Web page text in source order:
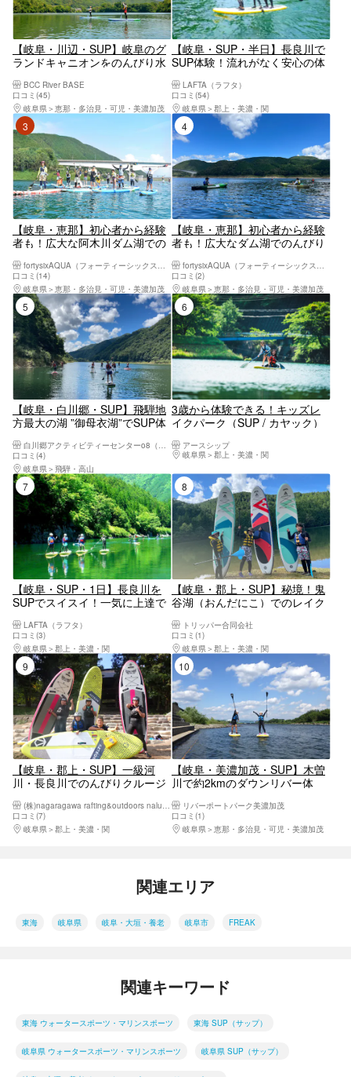
【岐阜・川辺・SUP】岐阜のグ
ランドキャニオンをのんびり水
（2時間）
BCC River BASE
口コミ(45)
岐阜県
恵那・多治見・可児・美濃加茂
【岐阜・SUP・半日】長良川で
SUP体験！流れがなく安心の体
LAFTA（ラフタ）
口コミ(54)
岐阜県
郡上・美濃・関
3位
【岐阜・恵那】初心者から経験
者も！広大な阿木川ダム湖での
口コミ(14)
岐阜県
恵那・多治見・可児・美濃加茂
4位
【岐阜・恵那】初心者から経験
者も！広大なダム湖でのんびり
口コミ(2)
岐阜県
恵那・多治見・可児・美濃加茂
5位
【岐阜・白川郷・SUP】飛騨地
方最大の湖 ”御母衣湖”でSUP体
白川郷アクティビティーセンターo8（オーエイト）
口コミ(4)
岐阜県
飛騨・高山
6位
3歳から体験できる！キッズレ
イクパーク（SUP / カヤック）
アースシップ
岐阜県
郡上・美濃・関
7位
【岐阜・SUP・1日】長良川を
SUPでスイスイ！一気に上達で
LAFTA（ラフタ）
口コミ(3)
岐阜県
郡上・美濃・関
8位
【岐阜・郡上・SUP】秘境！鬼
谷湖（おんだにこ）でのレイク
も参加OK！（写真つき）
トリッパー合同会社
口コミ(1)
岐阜県
郡上・美濃・関
9位
【岐阜・郡上・SUP】一級河
川・長良川でのんびりクルージ
口コミ(7)
岐阜県
郡上・美濃・関
10位
【岐阜・美濃加茂・SUP】木曽
川で約2kmのダウンリバー体
リバーポートパーク美濃加茂
口コミ(1)
岐阜県
恵那・多治見・可児・美濃加茂
関連エリア
東海 岐阜県 岐阜・大垣・養老 岐阜市 FREAK
関連キーワード
東海 ウォータースポーツ・マリンスポーツ 東海 SUP（サップ）
岐阜県 ウォータースポーツ・マリンスポーツ 岐阜県 SUP（サップ）